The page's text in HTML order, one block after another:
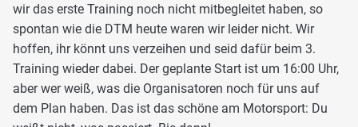
wir das erste Training noch nicht mitbegleitet haben, so
spontan wie die DTM heute waren wir leider nicht. Wir
hoffen, ihr könnt uns verzeihen und seid dafür beim 3.
Training wieder dabei. Der geplante Start ist um 16:00 Uhr,
aber wer weiß, was die Organisatoren noch für uns auf
dem Plan haben. Das ist das schöne am Motorsport: Du